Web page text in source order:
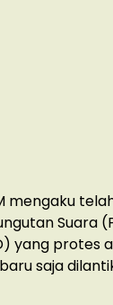
mengaku
Suara
yang protes
saja